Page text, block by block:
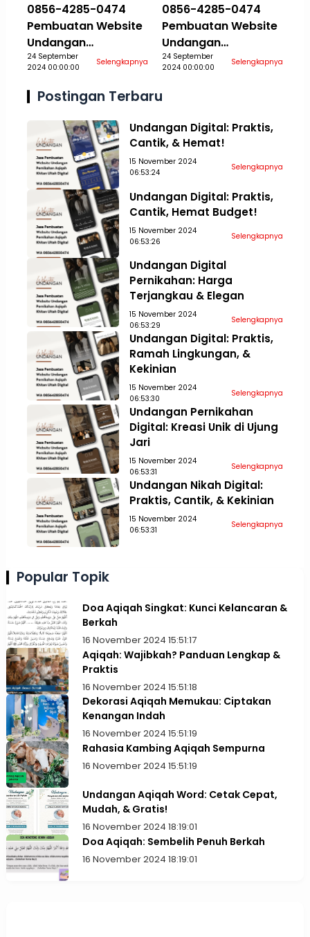
0856-4285-0474
Pembuatan Website
Undangan
Pernikahan Aqiqah
Aceh Tamiang
24 September
2024 00:00:00
Selengkapnya
0856-4285-0474
Pembuatan Website
Undangan
Pernikahan Aqiqah
Aceh Tengah
24 September
2024 00:00:00
Selengkapnya
Postingan Terbaru
Undangan Digital: Praktis,
Cantik, & Hemat!
15 November 2024
06:53:24
Selengkapnya
Undangan Digital: Praktis,
Cantik, Hemat Budget!
15 November 2024
06:53:26
Selengkapnya
Undangan Digital
Pernikahan: Harga
Terjangkau & Elegan
15 November 2024
06:53:29
Selengkapnya
Undangan Digital: Praktis,
Ramah Lingkungan, &
Kekinian
15 November 2024
06:53:30
Selengkapnya
Undangan Pernikahan
Digital: Kreasi Unik di Ujung
Jari
15 November 2024
06:53:31
Selengkapnya
Undangan Nikah Digital:
Praktis, Cantik, & Kekinian
15 November 2024
06:53:31
Selengkapnya
Popular Topik
Doa Aqiqah Singkat: Kunci Kelancaran &
Berkah
16 November 2024 15:51:17
Aqiqah: Wajibkah? Panduan Lengkap &
Praktis
16 November 2024 15:51:18
Dekorasi Aqiqah Memukau: Ciptakan
Kenangan Indah
16 November 2024 15:51:19
Rahasia Kambing Aqiqah Sempurna
16 November 2024 15:51:19
Undangan Aqiqah Word: Cetak Cepat,
Mudah, & Gratis!
16 November 2024 18:19:01
Doa Aqiqah: Sembelih Penuh Berkah
16 November 2024 18:19:01